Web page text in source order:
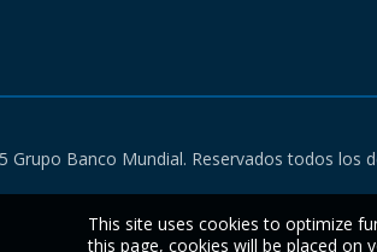
Grupo Banco Mundial. Reservados todos los
This site uses cookies to optimize
this page, cookies will be placed on